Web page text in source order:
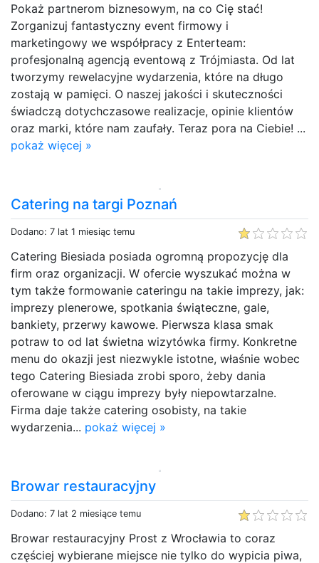
Pokaż partnerom biznesowym, na co Cię stać!
Zorganizuj fantastyczny event firmowy i
marketingowy we współpracy z Enterteam:
profesjonalną agencją eventową z Trójmiasta. Od lat
tworzymy rewelacyjne wydarzenia, które na długo
zostają w pamięci. O naszej jakości i skuteczności
świadczą dotychczasowe realizacje, opinie klientów
oraz marki, które nam zaufały. Teraz pora na Ciebie! ...
pokaż więcej »
Catering na targi Poznań
Dodano: 7 lat 1 miesiąc temu
Catering Biesiada posiada ogromną propozycję dla
firm oraz organizacji. W ofercie wyszukać można w
tym także formowanie cateringu na takie imprezy, jak:
imprezy plenerowe, spotkania świąteczne, gale,
bankiety, przerwy kawowe. Pierwsza klasa smak
potraw to od lat świetna wizytówka firmy. Konkretne
menu do okazji jest niezwykle istotne, właśnie wobec
tego Catering Biesiada zrobi sporo, żeby dania
oferowane w ciągu imprezy były niepowtarzalne.
Firma daje także catering osobisty, na takie
wydarzenia... pokaż więcej »
Browar restauracyjny
Dodano: 7 lat 2 miesiące temu
Browar restauracyjny Prost z Wrocławia to coraz
częściej wybierane miejsce nie tylko do wypicia piwa,